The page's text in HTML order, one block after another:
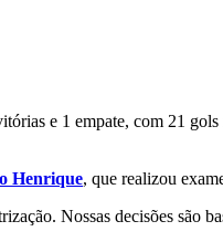
e 1 empate, com 21
Henrique, que realizou
Nossas decisões são